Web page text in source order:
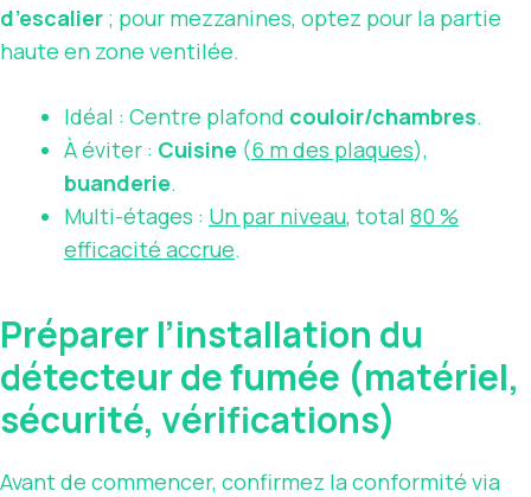
d’escalier ; pour mezzanines, optez pour la partie
haute en zone ventilée.
Idéal : Centre plafond couloir/chambres.
À éviter : Cuisine (6 m des plaques),
buanderie.
Multi-étages : Un par niveau, total 80 %
efficacité accrue.
Préparer l’installation du
détecteur de fumée (matériel,
sécurité, vérifications)
Avant de commencer, confirmez la conformité via